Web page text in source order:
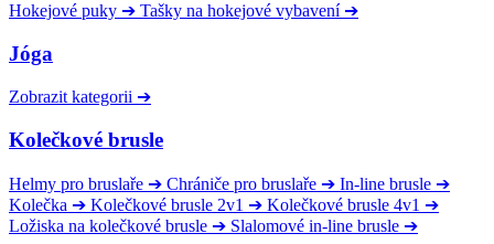
Hokejové puky ➔ Tašky na hokejové vybavení ➔
Jóga
Zobrazit kategorii ➔
Kolečkové brusle
Helmy pro bruslaře ➔ Chrániče pro bruslaře ➔ In-line brusle ➔
Kolečka ➔ Kolečkové brusle 2v1 ➔ Kolečkové brusle 4v1 ➔
Ložiska na kolečkové brusle ➔ Slalomové in-line brusle ➔